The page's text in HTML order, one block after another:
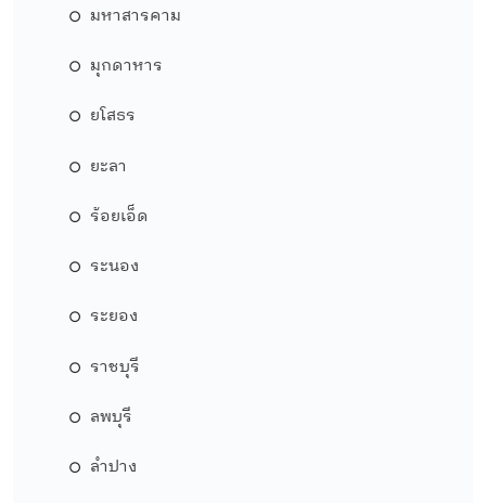
มหาสารคาม
มุกดาหาร
ยโสธร
ยะลา
ร้อยเอ็ด
ระนอง
ระยอง
ราชบุรี
ลพบุรี
ลำปาง